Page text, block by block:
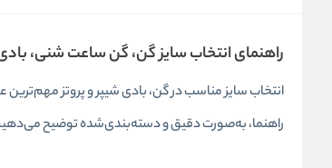
راهنمای انتخاب سایز گن، گن ساعت شنی،
انتخاب سایز مناسب در گن، بادی شیپر و پروتز مهم‌ترین
راهنما، به‌صورت دقیق و دسته‌بندی‌شده توضیح